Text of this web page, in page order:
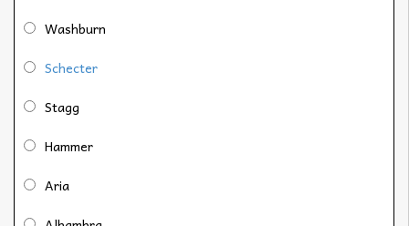
Washburn
Schecter
Stagg
Hammer
Aria